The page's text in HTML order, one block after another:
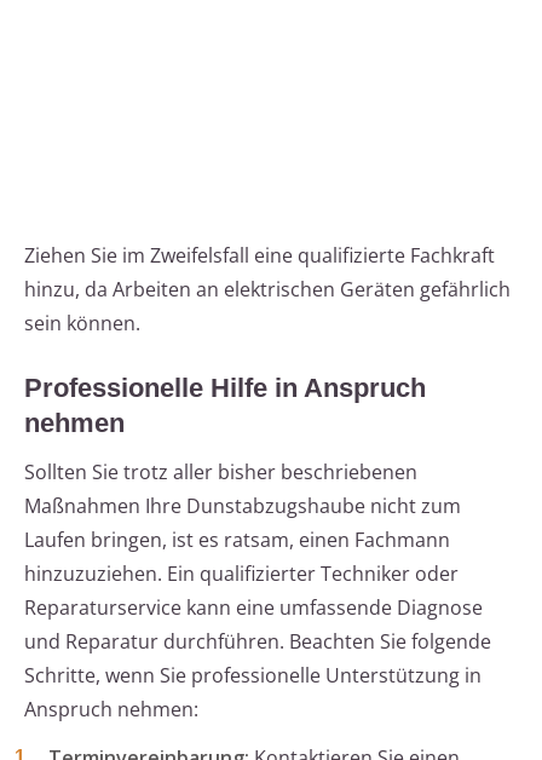
Ziehen Sie im Zweifelsfall eine qualifizierte Fachkraft
hinzu, da Arbeiten an elektrischen Geräten gefährlich
sein können.
Professionelle Hilfe in Anspruch
nehmen
Sollten Sie trotz aller bisher beschriebenen
Maßnahmen Ihre Dunstabzugshaube nicht zum
Laufen bringen, ist es ratsam, einen Fachmann
hinzuzuziehen. Ein qualifizierter Techniker oder
Reparaturservice kann eine umfassende Diagnose
und Reparatur durchführen. Beachten Sie folgende
Schritte, wenn Sie professionelle Unterstützung in
Anspruch nehmen: